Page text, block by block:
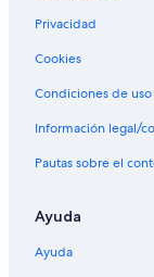
Privacidad
Cookies
Condiciones de uso
Información legal/
Pautas sobre el
Ayuda
Ayuda